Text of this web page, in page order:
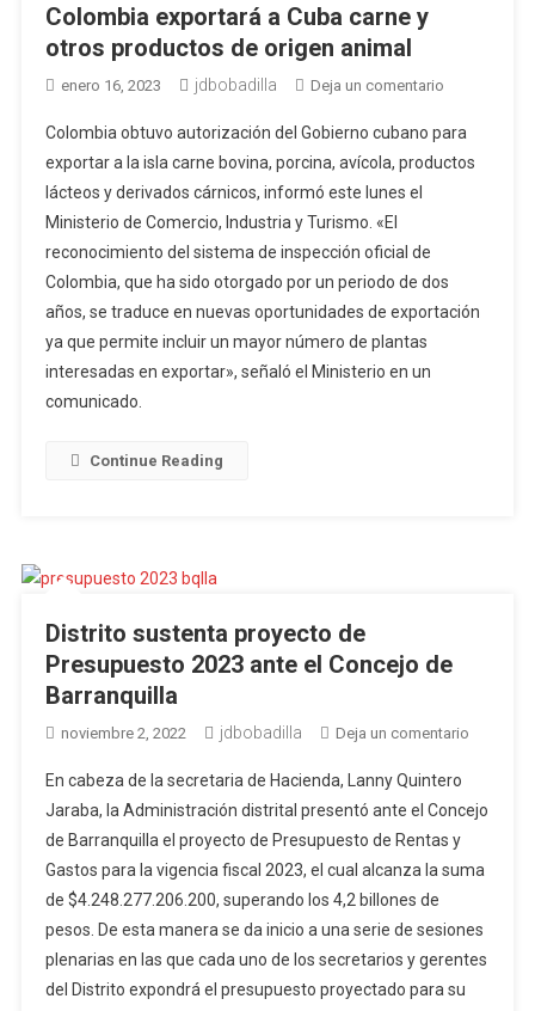
Colombia exportará a Cuba carne y
otros productos de origen animal
enero 16, 2023 jdbobadilla Deja un comentarioen
exportará
a
otros
productos
Colombia obtuvo autorización del Gobierno cubano para
exportar a la isla carne bovina, porcina, avícola, productos
lácteos y derivados cárnicos, informó este lunes el
Ministerio de Comercio, Industria y Turismo. «El
reconocimiento del sistema de inspección oficial de
Colombia, que ha sido otorgado por un periodo de dos
años, se traduce en nuevas oportunidades de exportación
ya que permite incluir un mayor número de plantas
interesadas en exportar», señaló el Ministerio en un
comunicado.
Continue Reading
Distrito sustenta proyecto de
Presupuesto 2023 ante el Concejo de
Barranquilla
noviembre 2, 2022 jdbobadilla Deja un comentarioen
proyecto
ante
el
En cabeza de la secretaria de Hacienda, Lanny Quintero
Jaraba, la Administración distrital presentó ante el Concejo
de Barranquilla el proyecto de Presupuesto de Rentas y
Gastos para la vigencia fiscal 2023, el cual alcanza la suma
de $4.248.277.206.200, superando los 4,2 billones de
pesos. De esta manera se da inicio a una serie de sesiones
plenarias en las que cada uno de los secretarios y gerentes
del Distrito expondrá el presupuesto proyectado para su